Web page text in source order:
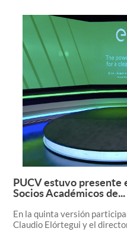
PUCV estuvo presente
Socios Académicos de...
En la quinta versión
Claudio Elórtegui y el